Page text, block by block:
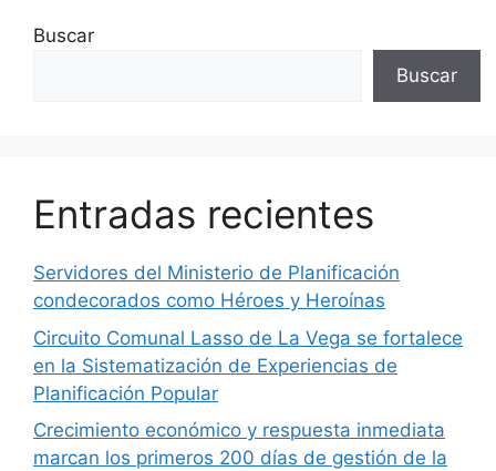
Buscar
Buscar
Entradas recientes
Servidores del Ministerio de Planificación
condecorados como Héroes y Heroínas
Circuito Comunal Lasso de La Vega se fortalece
en la Sistematización de Experiencias de
Planificación Popular
Crecimiento económico y respuesta inmediata
marcan los primeros 200 días de gestión de la